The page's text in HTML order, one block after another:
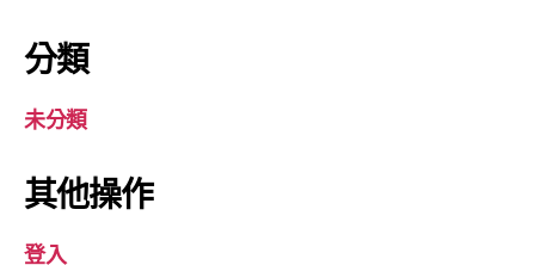
分類
未分類
其他操作
登入